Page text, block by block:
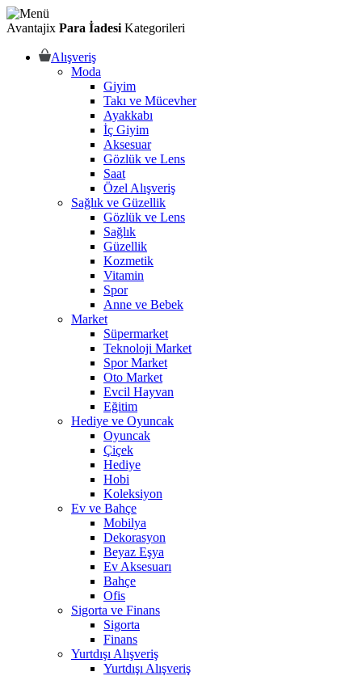
Avantajix Para İadesi Kategorileri
Alışveriş
Moda
Giyim
Takı ve Mücevher
Ayakkabı
İç Giyim
Aksesuar
Gözlük ve Lens
Saat
Özel Alışveriş
Sağlık ve Güzellik
Gözlük ve Lens
Sağlık
Güzellik
Kozmetik
Vitamin
Spor
Anne ve Bebek
Market
Süpermarket
Teknoloji Market
Spor Market
Oto Market
Evcil Hayvan
Eğitim
Hediye ve Oyuncak
Oyuncak
Çiçek
Hediye
Hobi
Koleksiyon
Ev ve Bahçe
Mobilya
Dekorasyon
Beyaz Eşya
Ev Aksesuarı
Bahçe
Ofis
Sigorta ve Finans
Sigorta
Finans
Yurtdışı Alışveriş
Yurtdışı Alışveriş